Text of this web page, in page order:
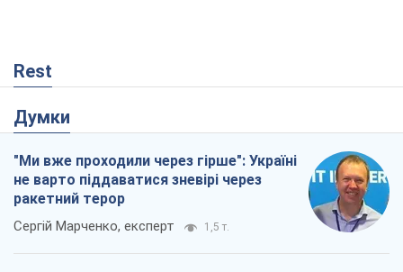
Rest
Думки
"Ми вже проходили через гірше": Україні
не варто піддаватися зневірі через
ракетний терор
Сергій Марченко, експерт 1,5 т.